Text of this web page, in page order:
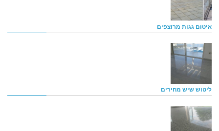
איטום גגות מרוצפים
ליטוש שיש מחירים